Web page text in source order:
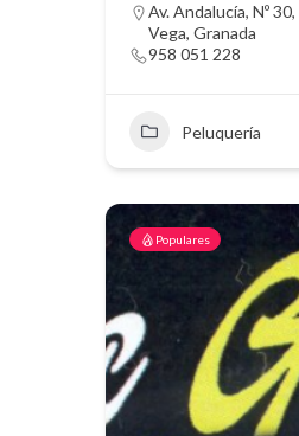
Av. Andalucía, Nº
Vega, Granada
958 051 228
Peluquería
Populares